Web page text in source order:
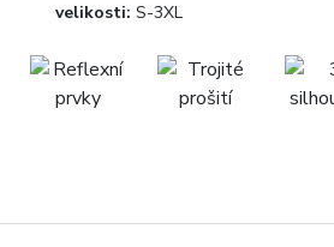
velikosti: S-3XL